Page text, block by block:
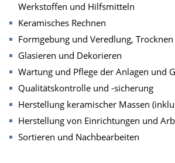
Werkstoffen und Hilfsmitteln
Keramisches Rechnen
Formgebung und Veredlung,
Glasieren und Dekorieren
Wartung und Pflege der Anlagen und
Qualitätskontrolle und -sicherung
Herstellung keramischer Massen
Herstellung von Einrichtungen und
Sortieren und Nachbearbeiten